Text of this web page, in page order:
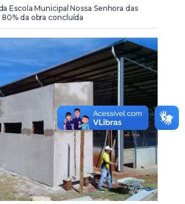
Escola Municipal Nossa Senhora das
da obra concluída